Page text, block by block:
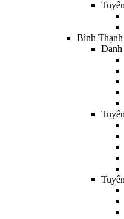
Bình Thạnh
Danh